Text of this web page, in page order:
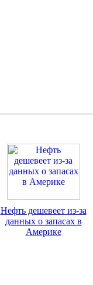
Нефть дешевеет из-за
данных о запасах в
Америке